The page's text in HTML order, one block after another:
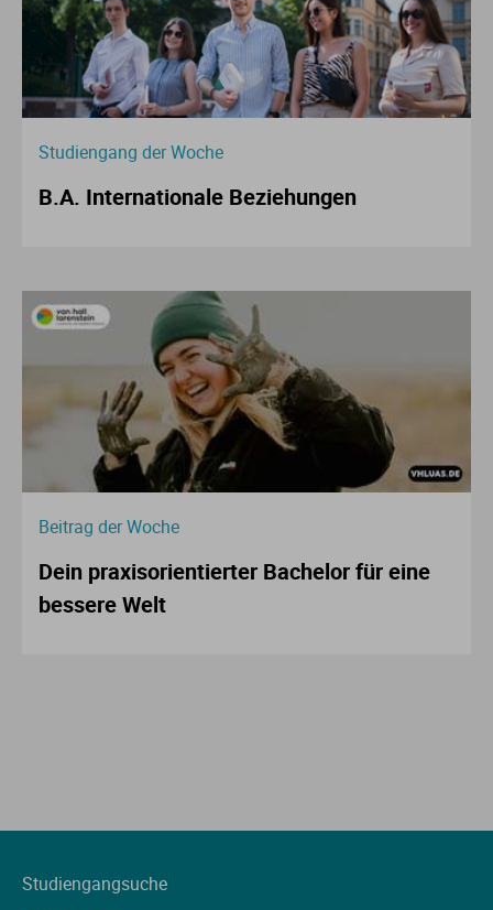
Studiengang der Woche
B.A. Internationale Beziehungen
Beitrag der Woche
Dein praxisorientierter Bachelor für eine
bessere Welt
Studiengangsuche